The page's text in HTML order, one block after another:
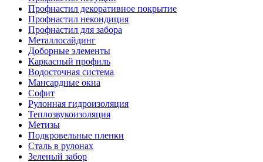
Профнастил декоративное покрытие
Профнастил некондиция
Профнастил для забора
Металлосайдинг
Доборные элементы
Каркасный профиль
Водосточная система
Мансардные окна
Софит
Рулонная гидроизоляция
Теплозвукоизоляция
Метизы
Подкровельные пленки
Сталь в рулонах
Зеленый забор